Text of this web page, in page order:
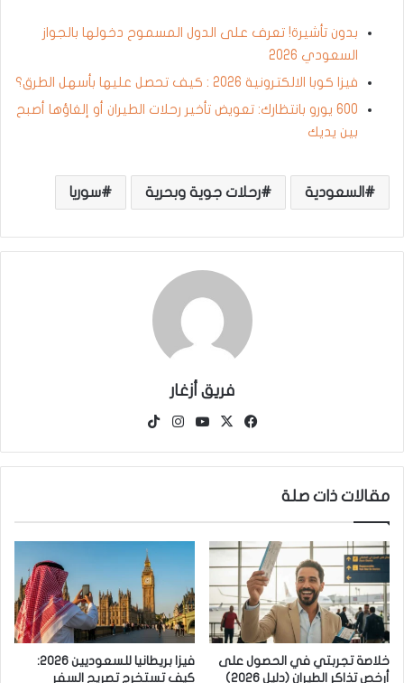
بدون تأشيرة! تعرف على الدول المسموح دخولها بالجواز
السعودي 2026
فيزا كوبا الالكترونية 2026 : كيف تحصل عليها بأسهل الطرق؟
600 يورو بانتظارك: تعويض تأخير رحلات الطيران أو إلغاؤها أصبح
بين يديك
السعودية رحلات جوية وبحرية سوريا
فريق أزغار
فيسبوك
‫X
‫YouTubeانستقرام
مقالات ذات صلة
خلاصة تجربتي في الحصول على
أرخص تذاكر الطيران (دليل 2026)
فيزا بريطانيا للسعوديين 2026:
كيف تستخرج تصريح السفر